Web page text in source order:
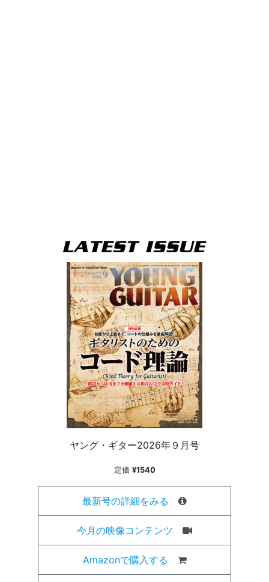
ヤング・ギター2026年９月号
定価 ¥1540
最新号の詳細をみる
今月の映像コンテンツ
Amazonで購入する